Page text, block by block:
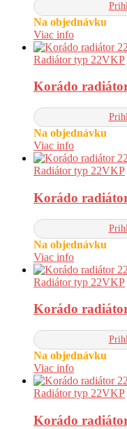
Na objednávku
Viac info
Radiátor typ 22VKP
Korádo
Na objednávku
Viac info
Radiátor typ 22VKP
Korádo
Na objednávku
Viac info
Radiátor typ 22VKP
Korádo
Na objednávku
Viac info
Radiátor typ 22VKP
Korádo